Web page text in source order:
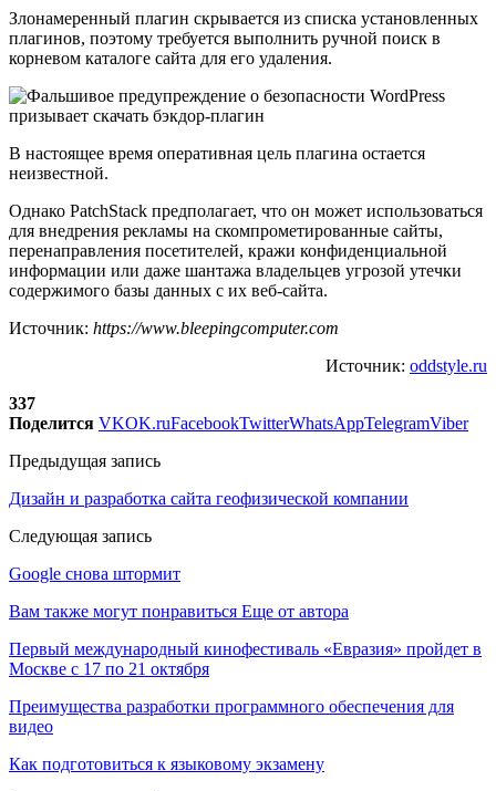
Злонамеренный плагин скрывается из списка установленных
плагинов, поэтому требуется выполнить ручной поиск в
корневом каталоге сайта для его удаления.
В настоящее время оперативная цель плагина остается
неизвестной.
Однако PatchStack предполагает, что он может использоваться
для внедрения рекламы на скомпрометированные сайты,
перенаправления посетителей, кражи конфиденциальной
информации или даже шантажа владельцев угрозой утечки
содержимого базы данных с их веб-сайта.
Источник: https://www.bleepingcomputer.com
Источник: oddstyle.ru
337
Поделится VKOK.ruFacebookTwitterWhatsAppTelegramViber
Предыдущая запись
Дизайн и разработка сайта геофизической компании
Следующая запись
Google снова штормит
Вам также могут понравиться Еще от автора
Первый международный кинофестиваль «Евразия» пройдет в
Москве с 17 по 21 октября
Преимущества разработки программного обеспечения для
видео
Как подготовиться к языковому экзамену